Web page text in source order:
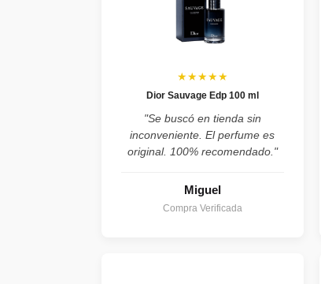
★★★★★
Dior Sauvage Edp 100 ml
"Se buscó en tienda sin
inconveniente. El perfume es
original. 100% recomendado."
Miguel
Compra Verificada